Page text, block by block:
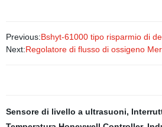
Previous:Bshyt-61000 tipo risparmio di
Next:Regolatore di flusso di ossigeno
Sensore di livello a ultrasuoni,